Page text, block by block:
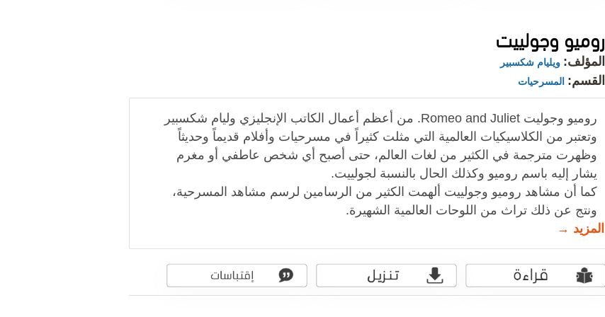
روميو وجولييت
المؤلف: ويليام شكسبير
القسم: المسرحيات
روميو وجوليت Romeo and Juliet. من أعظم أعمال الكاتب الإنجليزي وليام شكسبير
وتعتبر من الكلاسيكيات العالمية التي مثلت كثيراً في مسرحيات وأفلام قديماً وحديثاً
وظهرت مترجمة في الكثير من لغات العالم، حتى أصبح أي شخص عاطفي أو مغرم
يشار إليه باسم روميو وكذلك الحال بالنسبة لجولييت.
كما أن مشاهد روميو وجولييت ألهمت الكثير من الرسامين لرسم مشاهد المسرحية،
ونتج عن ذلك تراث من اللوحات العالمية الشهيرة.
المزيد →